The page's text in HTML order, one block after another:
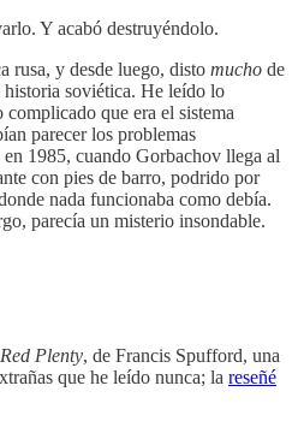
Y acabó destruyéndolo.
rusa, y desde luego, disto mucho de
historia soviética. He leído lo
complicado que era el sistema
parecer los problemas
1985, cuando Gorbachov llega al
con pies de barro, podrido por
nada funcionaba como debía.
parecía un misterio insondable.
Red Plenty, de Francis Spufford, una
que he leído nunca; la reseñé